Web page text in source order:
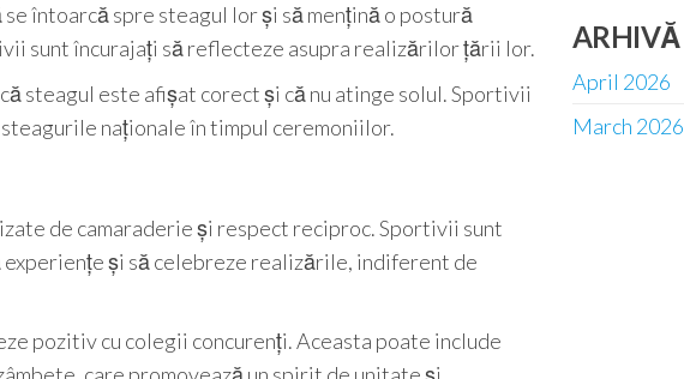
întoarcă spre steagul lor și să mențină o postură
sunt încurajați să reflecteze asupra realizărilor țării lor.
steagul este afișat corect și că nu atinge solul. Sportivii
naționale în timpul ceremoniilor.
de camaraderie și respect reciproc. Sportivii sunt
și să celebreze realizările, indiferent de
pozitiv cu colegii concurenți. Aceasta poate include
ARHIVĂ
April 2026
March 2026